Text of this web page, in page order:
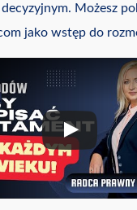
Możesz
jako wstęp do